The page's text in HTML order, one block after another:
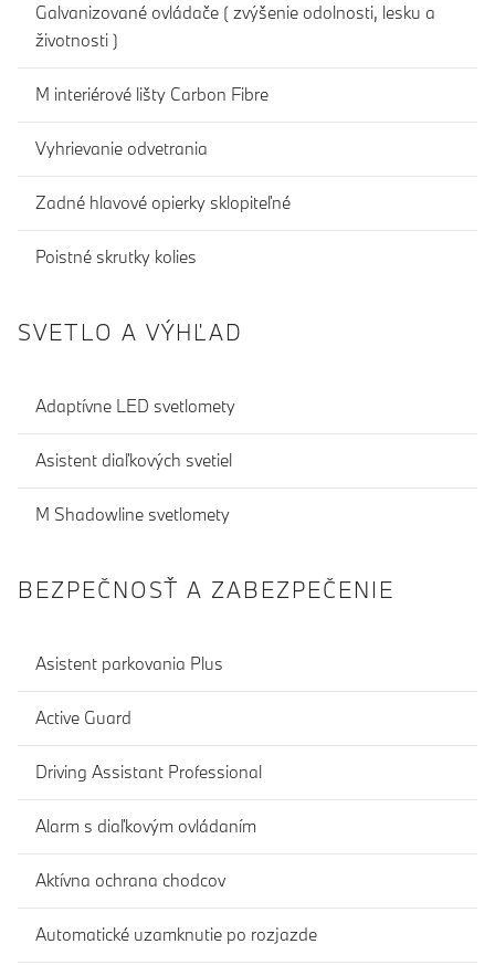
Galvanizované ovládače ( zvýšenie odolnosti, lesku a
životnosti )
M interiérové lišty Carbon Fibre
Vyhrievanie odvetrania
Zadné hlavové opierky sklopiteľné
Poistné skrutky kolies
SVETLO A VÝHĽAD
Adaptívne LED svetlomety
Asistent diaľkových svetiel
M Shadowline svetlomety
BEZPEČNOSŤ A ZABEZPEČENIE
Asistent parkovania Plus
Active Guard
Driving Assistant Professional
Alarm s diaľkovým ovládaním
Aktívna ochrana chodcov
Automatické uzamknutie po rozjazde